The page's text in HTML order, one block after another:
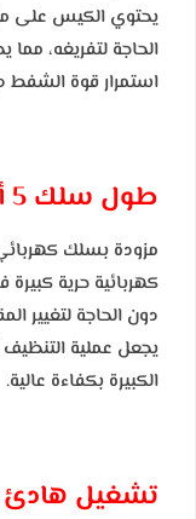
يحتوي الكيس على
الحاجة لتفريغه،
استمرار قوة الشفط
طول سلك 5 أمتار لتغطية واسعة
كهربائية حرية
دون الحاجة لتغيير
يجعل عملية
الكبيرة بكفاءة عالية.
تشغيل